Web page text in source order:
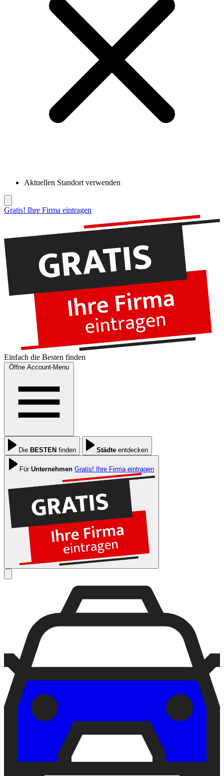
Aktuellen Standort verwenden
Gratis! Ihre Firma eintragen
Einfach die Besten finden
Öffne Account-Menu
Die BESTEN finden Städte entdecken
Für Unternehmen Gratis! Ihre Firma eintragen